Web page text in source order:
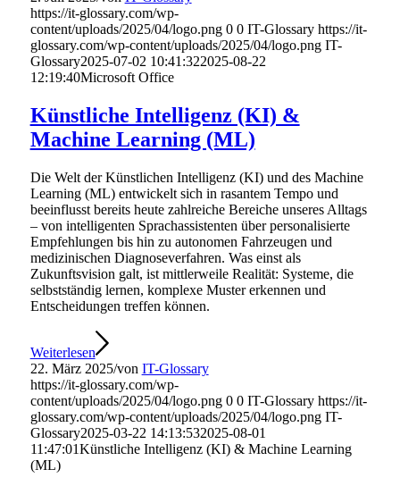
https://it-glossary.com/wp-
content/uploads/2025/04/logo.png 0 0 IT-Glossary https://it-
glossary.com/wp-content/uploads/2025/04/logo.png IT-
Glossary2025-07-02 10:41:322025-08-22
12:19:40Microsoft Office
Künstliche Intelligenz (KI) &
Machine Learning (ML)
Die Welt der Künstlichen Intelligenz (KI) und des Machine
Learning (ML) entwickelt sich in rasantem Tempo und
beeinflusst bereits heute zahlreiche Bereiche unseres Alltags
– von intelligenten Sprachassistenten über personalisierte
Empfehlungen bis hin zu autonomen Fahrzeugen und
medizinischen Diagnoseverfahren. Was einst als
Zukunftsvision galt, ist mittlerweile Realität: Systeme, die
selbstständig lernen, komplexe Muster erkennen und
Entscheidungen treffen können.
Weiterlesen
22. März 2025/von IT-Glossary
https://it-glossary.com/wp-
content/uploads/2025/04/logo.png 0 0 IT-Glossary https://it-
glossary.com/wp-content/uploads/2025/04/logo.png IT-
Glossary2025-03-22 14:13:532025-08-01
11:47:01Künstliche Intelligenz (KI) & Machine Learning
(ML)